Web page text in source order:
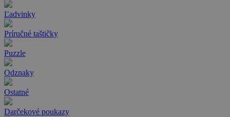
Ľadvinky
Príručné taštičky
Puzzle
Odznaky
Ostatné
Darčekové poukazy